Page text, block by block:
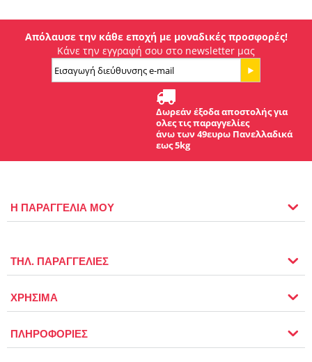
Απόλαυσε την κάθε εποχή με μοναδικές προσφορές!
Κάνε την εγγραφή σου στο newsletter μας
Δωρεάν έξοδα αποστολής για
ολες τις παραγγελίες
άνω των 49ευρω Πανελλαδικά
εως 5kg
Η ΠΑΡΑΓΓΕΛΙΑ ΜΟΥ
ΤΗΛ. ΠΑΡΑΓΓΕΛΙΕΣ
ΧΡΗΣΙΜΑ
ΠΛΗΡΟΦΟΡΙΕΣ